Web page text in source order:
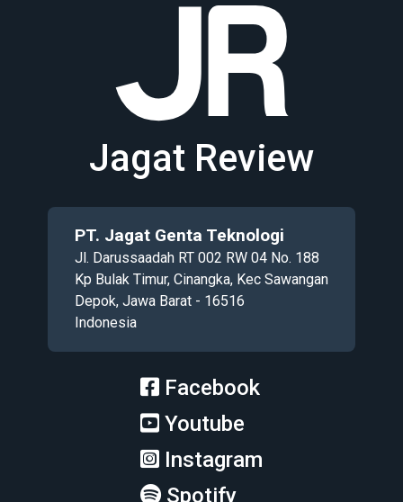
Jagat Review
PT. Jagat Genta Teknologi
Jl. Darussaadah RT 002 RW 04 No. 188
Kp Bulak Timur, Cinangka, Kec Sawangan
Depok, Jawa Barat - 16516
Indonesia
Facebook
Youtube
Instagram
Spotify